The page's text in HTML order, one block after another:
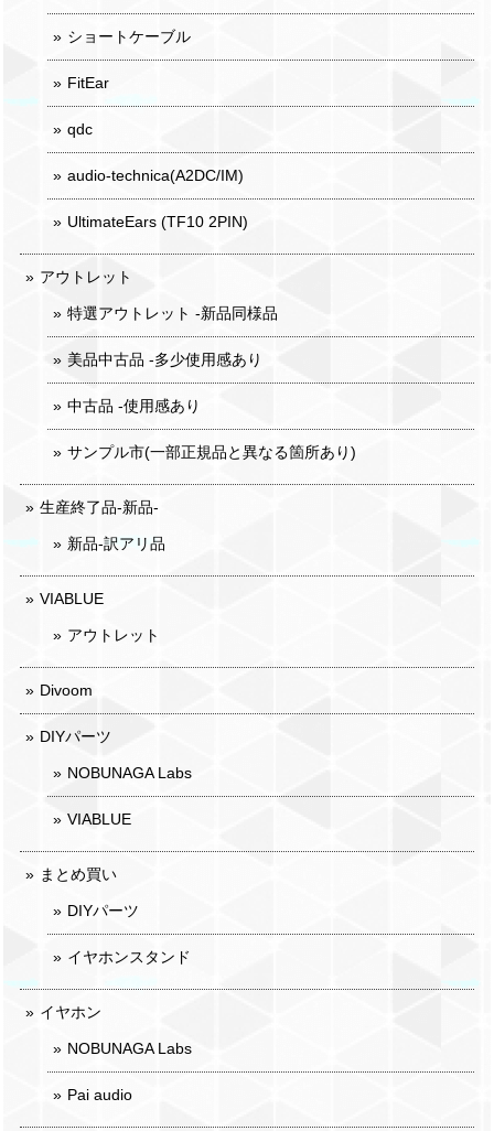
ショートケーブル
FitEar
qdc
audio-technica(A2DC/IM)
UltimateEars (TF10 2PIN)
アウトレット
特選アウトレット -新品同様品
美品中古品 -多少使用感あり
中古品 -使用感あり
サンプル市(一部正規品と異なる箇所あり)
生産終了品-新品-
新品-訳アリ品
VIABLUE
アウトレット
Divoom
DIYパーツ
NOBUNAGA Labs
VIABLUE
まとめ買い
DIYパーツ
イヤホンスタンド
イヤホン
NOBUNAGA Labs
Pai audio